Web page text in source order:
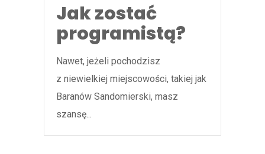
Jak zostać
programistą?
Nawet, jeżeli pochodzisz
z niewielkiej miejscowości, takiej jak
Baranów Sandomierski, masz
szansę...